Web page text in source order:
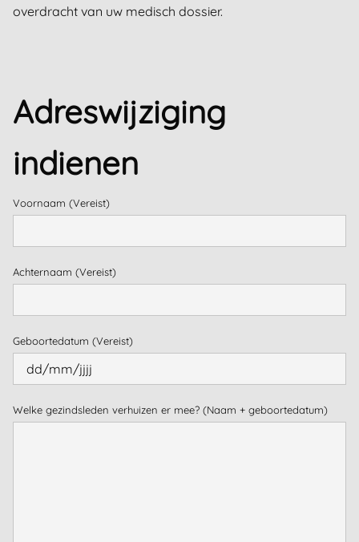
overdracht van uw medisch dossier.
Adreswijziging
indienen
Voornaam (Vereist)
Achternaam (Vereist)
Geboortedatum (Vereist)
Welke gezindsleden verhuizen er mee? (Naam + geboortedatum)